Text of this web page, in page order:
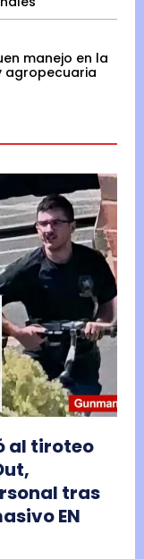
manejo en la
agropecuaria
al tiroteo
tras
EN